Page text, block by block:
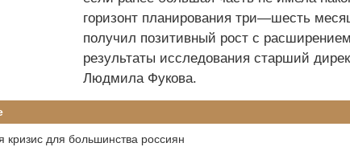
горизонт планирования три—шесть
получил позитивный рост с
результаты исследования старший
Людмила Фукова.
кризис для большинства россиян